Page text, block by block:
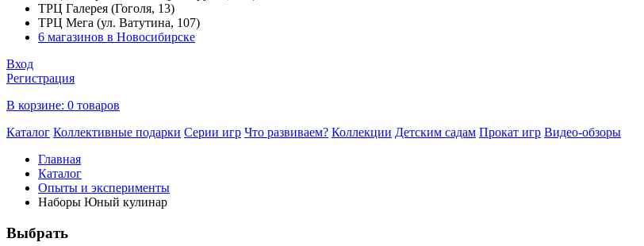
ТРЦ Галерея (Гоголя, 13)
ТРЦ Мега (ул. Ватутина, 107)
6 магазинов в Новосибирске
Вход
Регистрация
В корзине: 0 товаров
Каталог Коллективные подарки Серии игр Что развиваем? Коллекции Детским садам Прокат игр Видео-обзоры
Главная
Каталог
Опыты и эксперименты
Наборы Юный кулинар
Выбрать